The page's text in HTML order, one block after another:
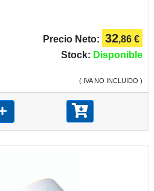
Precio Neto: 32,86 €
Stock: Disponible
( IVA NO INCLUIDO )